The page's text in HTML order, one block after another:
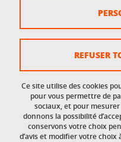
Gestion des cookies
Accessibilité : non
Accès réservés
Intranet des étudiants
Ce site utilise des cookies
pour vous permettre de
sociaux, et pour mesurer
donnons la possibilité
conservons votre choix
d’avis et modifier votre
REFUSER